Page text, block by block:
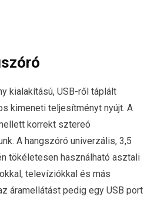
kialakítású, USB-ről táplált
kimeneti teljesítményt nyújt. A
korrekt sztereó
A hangszóró univerzális, 3,5
tökéletesen használható asztali
televíziókkal és más
áramellátást pedig egy USB port